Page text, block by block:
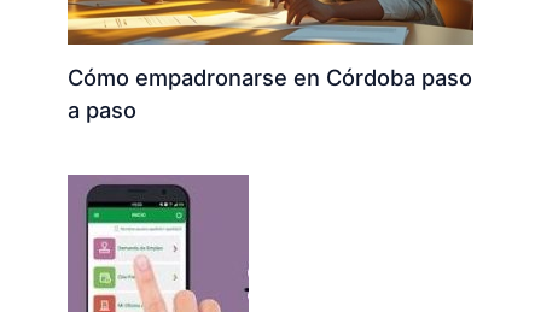
Cómo empadronarse en Córdoba paso
a paso